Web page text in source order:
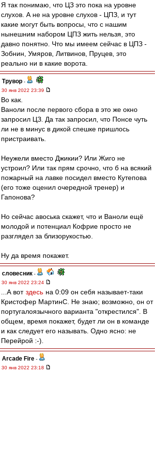
Я так понимаю, что ЦЗ это пока на уровне
слухов. А не на уровне слухов - ЦПЗ, и тут
какие могут быть вопросы, что с нашим
нынешним набором ЦПЗ жить нельзя, это
давно понятно. Что мы имеем сейчас в ЦПЗ -
Зобнин, Умяров, Литвинов, Пруцев, это
реально ни в какие ворота.
Трувор -
30 янв 2022 23:39
Во как.
Ваноли после первого сбора в это же окно
запросил ЦЗ. Да так запросил, что Понсе чуть
ли не в минус в дикой спешке пришлось
пристраивать.
Неужели вместо Джикии? Или Жиго не
устроил? Или так прям срочно, что б на всякий
пожарный на лавке посидел вместо Кутепова
(его тоже оценил очередной тренер) и
Гапонова?
Но сейчас авоська скажет, что и Ваноли ещё
молодой и потенциал Кофрие просто не
разглядел за близорукостью.
Ну да время покажет.
словесник -
30 янв 2022 23:24
...А вот здесь на 0:09 он себя называет-таки
Кристофер МартинС. Не знаю; возможно, он от
португалоязычного варианта "открестился". В
общем, время покажет, будет ли он в команде
и как следует его называть. Одно ясно: не
Перейрой :-).
Arcade Fire -
30 янв 2022 23:18